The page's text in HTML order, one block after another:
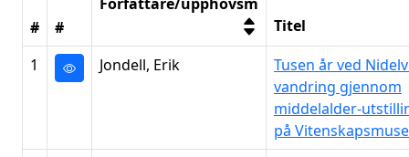
# #
Titel
1
Jondell, Erik
Tusen år ved
vandring gjennom
middelalder-
på